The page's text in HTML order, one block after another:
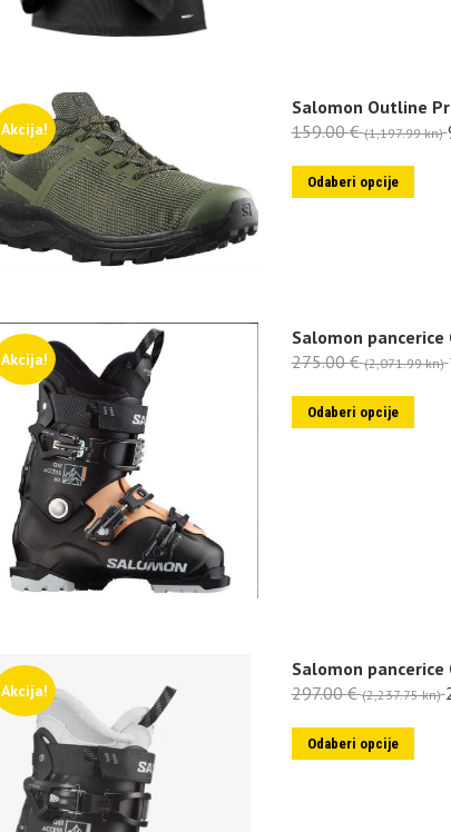
Akcija!
Salomon Outline
159.00€ (1,197.99 kn)
Odaberi opcije
Akcija!
Salomon pancerice
275.00€ (2,071.99 kn)
Odaberi opcije
Akcija!
Salomon pancerice
297.00€ (2,237.75 kn)
Odaberi opcije